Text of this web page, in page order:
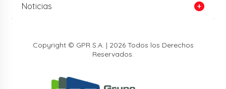
Noticias
Copyright © GPR S.A. | 2026 Todos los Derechos
Reservados.